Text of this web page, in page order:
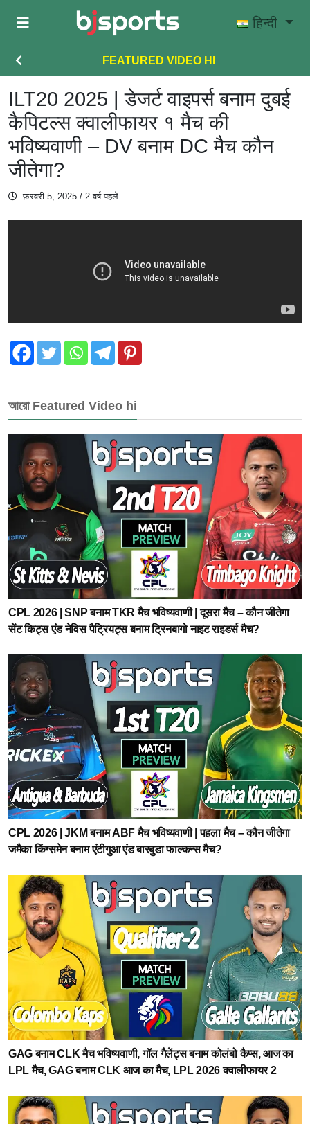
Skip to main content
हिन्दी
FEATURED VIDEO HI
ILT20 2025 | डेजर्ट वाइपर्स बनाम दुबई
कैपिटल्स क्वालीफायर १ मैच की
भविष्यवाणी – DV बनाम DC मैच कौन
जीतेगा?
फ़रवरी 5, 2025 / 2 वर्ष पहले
আরো Featured Video hi
CPL 2026 | SNP बनाम TKR मैच भविष्यवाणी | दूसरा मैच – कौन जीतेगा
सेंट किट्स एंड नेविस पैट्रियट्स बनाम ट्रिनबागो नाइट राइडर्स मैच?
CPL 2026 | JKM बनाम ABF मैच भविष्यवाणी | पहला मैच – कौन जीतेगा
जमैका किंग्समेन बनाम एंटीगुआ एंड बारबुडा फाल्कन्स मैच?
GAG बनाम CLK मैच भविष्यवाणी, गॉल गैलेंट्स बनाम कोलंबो कैप्स, आज का
LPL मैच, GAG बनाम CLK आज का मैच, LPL 2026 क्वालीफायर 2